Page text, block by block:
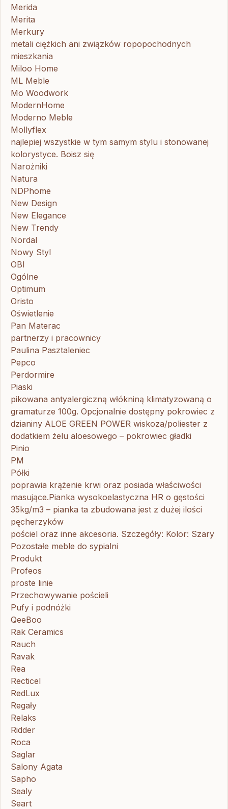
Merida
Merita
Merkury
metali ciężkich ani związków ropopochodnych
mieszkania
Miloo Home
ML Meble
Mo Woodwork
ModernHome
Moderno Meble
Mollyflex
najlepiej wszystkie w tym samym stylu i stonowanej
kolorystyce. Boisz się
Narożniki
Natura
NDPhome
New Design
New Elegance
New Trendy
Nordal
Nowy Styl
OBI
Ogólne
Optimum
Oristo
Oświetlenie
Pan Materac
partnerzy i pracownicy
Paulina Pasztaleniec
Pepco
Perdormire
Piaski
pikowana antyalergiczną włókniną klimatyzowaną o
gramaturze 100g. Opcjonalnie dostępny pokrowiec z
dzianiny ALOE GREEN POWER wiskoza/poliester z
dodatkiem żelu aloesowego – pokrowiec gładki
Pinio
PM
Półki
poprawia krążenie krwi oraz posiada właściwości
masujące.Pianka wysokoelastyczna HR o gęstości
35kg/m3 – pianka ta zbudowana jest z dużej ilości
pęcherzyków
pościel oraz inne akcesoria. Szczegóły: Kolor: Szary
Pozostałe meble do sypialni
Produkt
Profeos
proste linie
Przechowywanie pościeli
Pufy i podnóżki
QeeBoo
Rak Ceramics
Rauch
Ravak
Rea
Recticel
RedLux
Regały
Relaks
Ridder
Roca
Saglar
Salony Agata
Sapho
Sealy
Seart